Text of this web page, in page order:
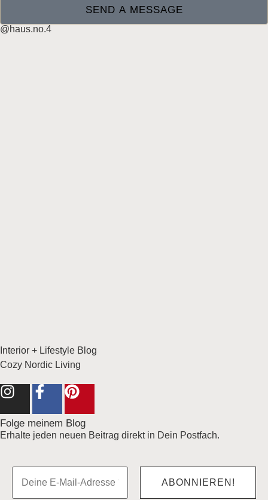
SEND A MESSAGE
@haus.no.4
Interior + Lifestyle Blog
Cozy Nordic Living
Folge meinem Blog
Erhalte jeden neuen Beitrag direkt in Dein Postfach.